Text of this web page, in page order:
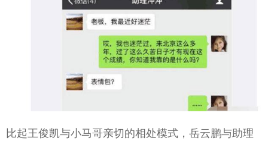
比起王俊凯与小马哥亲切的相处模式，岳云鹏与助理